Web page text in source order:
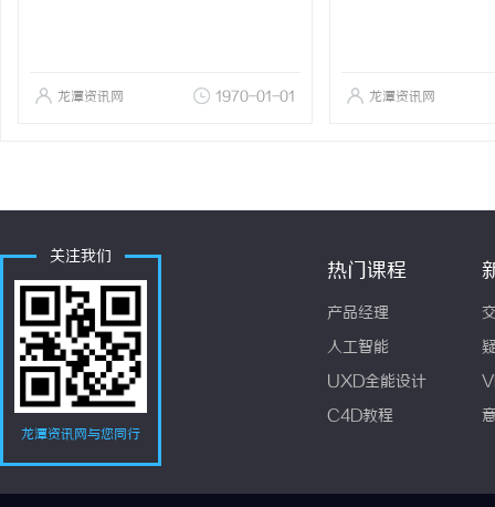
龙潭资讯网 1970-01-01 龙潭资讯网
关注我们
龙潭资讯网与您同行
热门课程
产品经理
人工智能
UXD全能设计
C4D教程